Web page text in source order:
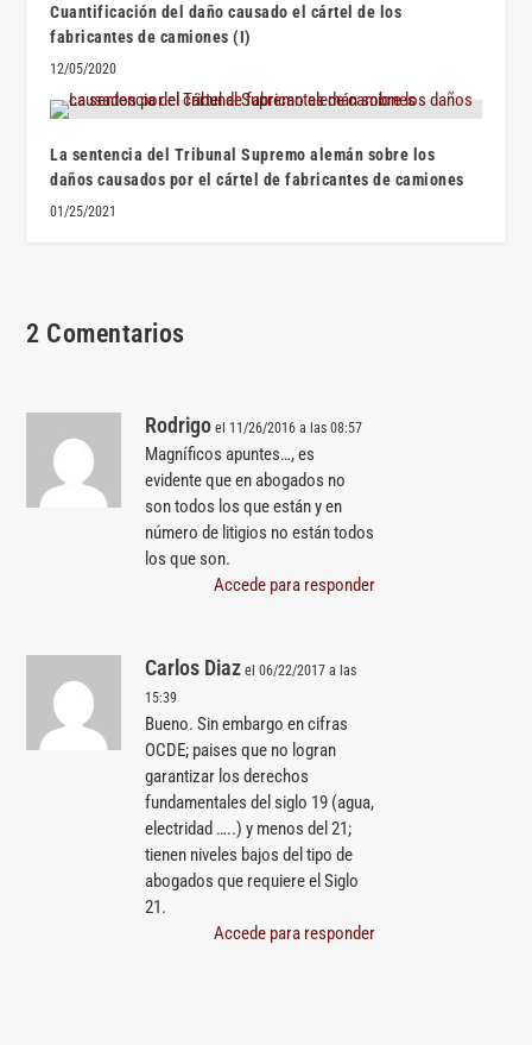
Cuantificación del daño causado el cártel de los
fabricantes de camiones (I)
12/05/2020
La sentencia del Tribunal Supremo alemán sobre los
daños causados por el cártel de fabricantes de camiones
01/25/2021
2 Comentarios
Rodrigo el 11/26/2016 a las 08:57
Magníficos apuntes…, es
evidente que en abogados no
son todos los que están y en
número de litigios no están todos
los que son.
Accede para responder
Carlos Diaz el 06/22/2017 a las
15:39
Bueno. Sin embargo en cifras
OCDE; paises que no logran
garantizar los derechos
fundamentales del siglo 19 (agua,
electridad …..) y menos del 21;
tienen niveles bajos del tipo de
abogados que requiere el Siglo
21.
Accede para responder